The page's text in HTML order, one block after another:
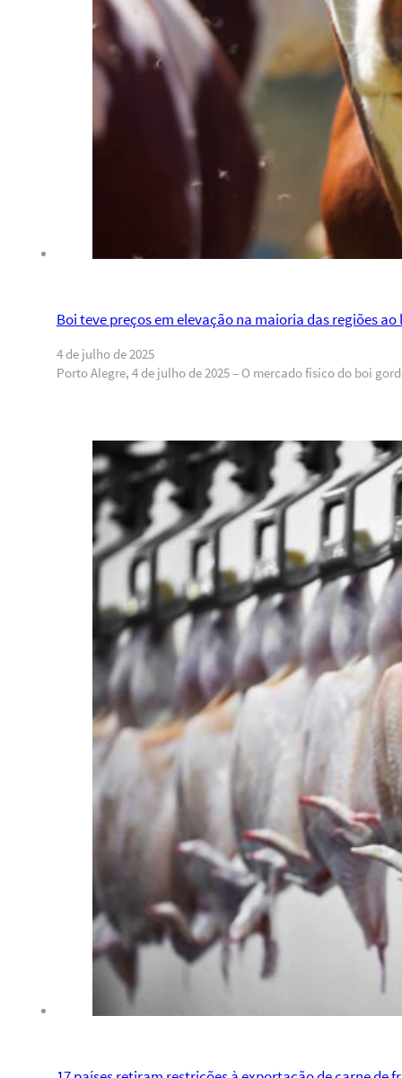
Boi teve preços em elevação na maioria das regiões
4 de julho de 2025
Porto Alegre, 4 de julho de 2025 – O mercado físico do boi